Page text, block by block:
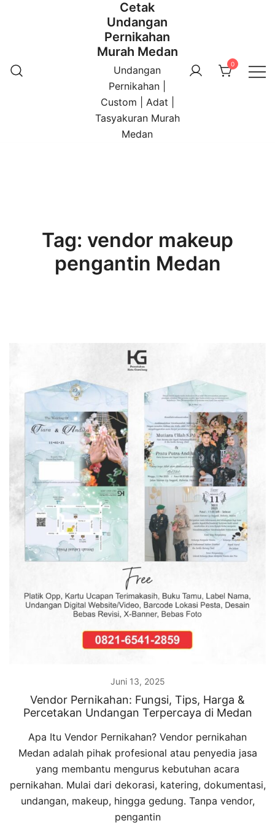
Cetak
Undangan
Pernikahan
Murah Medan
Undangan
Pernikahan |
Custom | Adat |
Tasyakuran Murah
Medan
0
Tag: vendor makeup
pengantin Medan
Juni 13, 2025
Vendor Pernikahan: Fungsi, Tips, Harga &
Percetakan Undangan Terpercaya di Medan
Apa Itu Vendor Pernikahan? Vendor pernikahan
Medan adalah pihak profesional atau penyedia jasa
yang membantu mengurus kebutuhan acara
pernikahan. Mulai dari dekorasi, katering, dokumentasi,
undangan, makeup, hingga gedung. Tanpa vendor,
pengantin